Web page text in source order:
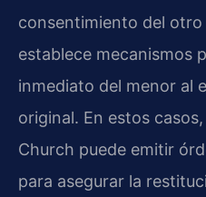
consentimiento del otro
establece mecanismos
inmediato del menor al
original. En estos
Church puede emitir
para asegurar la